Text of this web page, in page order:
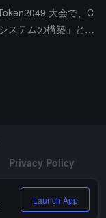
Lutnick は伝統的な
事件で658名の従
の規模を倍増させ
で1位にランクイン
自の経験を共有し
、機関顧客に焦点を
スを取得し、暗号
プが暗号を支持す
とを明らかにし、第
大会で、C
ステムの構築」とい
ツールの四つの柱
探求し続けていると
した。現在、プラッ
ーにサービスを提供
。CoinUp は、上場
して、市場に流動性
；先物（契約）は、
Privacy Policy
Launch App